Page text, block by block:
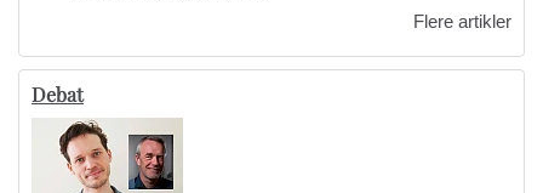
Flere artikler
Debat